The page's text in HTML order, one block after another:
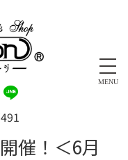
MENU
催！＜6月